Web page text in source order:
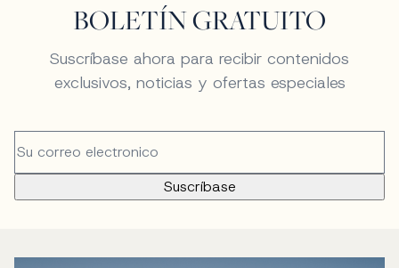
BOLETÍN GRATUITO
Suscríbase ahora para recibir contenidos
exclusivos, noticias y ofertas especiales